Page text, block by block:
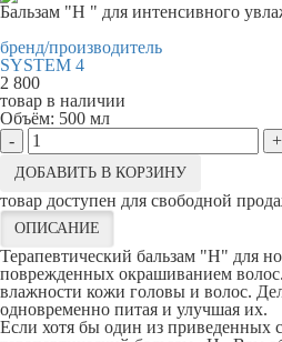
Бальзам "Н " для интенсивного
бренд/производитель
SYSTEM 4
2 800
товар в наличии
Объём: 500 мл
-
+
ДОБАВИТЬ В КОРЗИНУ
товар доступен для свободной
ОПИСАНИЕ
Терапевтический бальзам "Н" для
поврежденных окрашиванием
влажности кожи головы и волос.
одновременно питая и улучшая их.
Если хотя бы один из приведенных